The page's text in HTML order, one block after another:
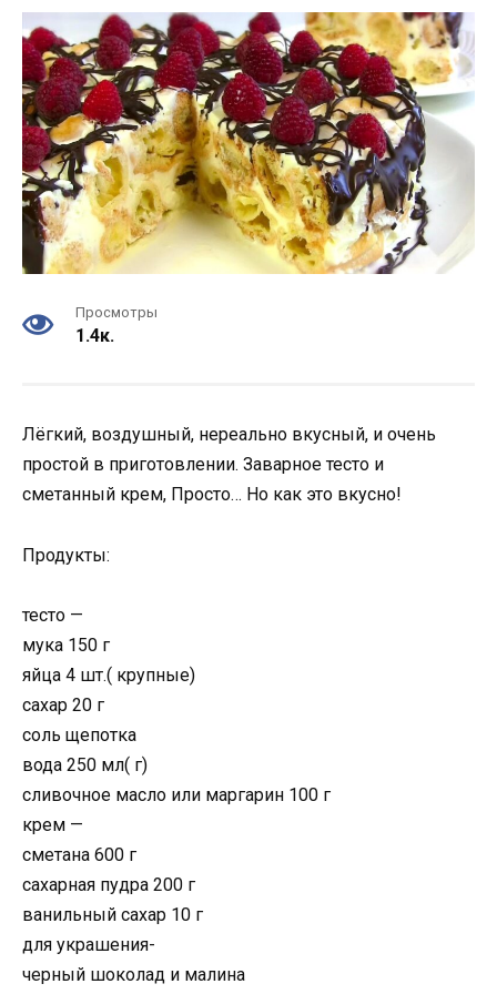
Просмотры
1.4к.
Лёгкий, воздушный, нереально вкусный, и очень
простой в приготовлении. Заварное тесто и
сметанный крем, Просто… Но как это вкусно!
Продукты:
тесто —
мука 150 г
яйца 4 шт.( крупные)
сахар 20 г
соль щепотка
вода 250 мл( г)
сливочное масло или маргарин 100 г
крем —
сметана 600 г
сахарная пудра 200 г
ванильный сахар 10 г
для украшения-
черный шоколад и малина